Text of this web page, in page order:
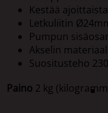
Kestää
Letkuliitin
Pumpun
Akselin
Suositusteho
Paino 2 kg